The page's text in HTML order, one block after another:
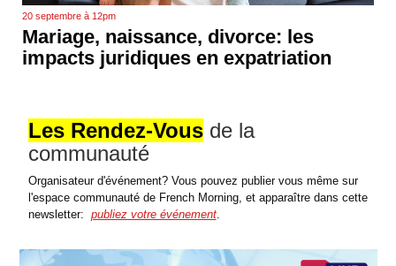
20 septembre à 12pm
Mariage, naissance, divorce: les
impacts juridiques en expatriation
Les Rendez-Vousde la
communauté
Organisateur d'événement? Vous pouvez publier vous même sur
l'espace communauté de French Morning, et apparaître dans cette
newsletter: publiez votre événement.